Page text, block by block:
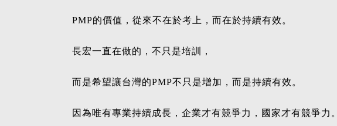
PMP的價值，從來不在於考上，而在於持續有效。
長宏一直在做的，不只是培訓，
而是希望讓台灣的PMP不只是增加，而是持續有效。
因為唯有專業持續成長，企業才有競爭力，國家才有競爭力。